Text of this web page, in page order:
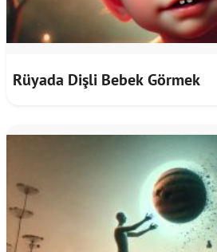
Rüyada Dişli Bebek Görmek